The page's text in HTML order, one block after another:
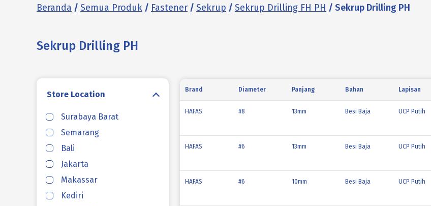
Beranda / Semua Produk / Fastener / Sekrup / Sekrup Drilling FH PH / Sekrup Drilling PH
Sekrup Drilling PH
Store Location
Surabaya Barat
Semarang
Bali
Jakarta
Makassar
Kediri
Brand Diameter Panjang Bahan Lapisan
HAFAS #8 13mm Besi Baja
UCP Putih
HAFAS #6 13mm Besi Baja
UCP Putih
HAFAS #6 10mm Besi Baja
UCP Putih